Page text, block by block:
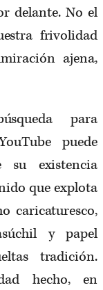
delante. No el
frivolidad
ajena,
para
puede
su existencia
que explota
caricaturesco,
y papel
tradición.
hecho, en